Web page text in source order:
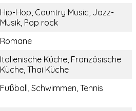
Hip-Hop, Country Music, Jazz-
Musik, Pop rock
Romane
Italienische Küche, Französische
Küche, Thai Küche
Fußball, Schwimmen, Tennis